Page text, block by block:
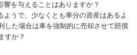
響を与えることはありますか？
ようで、少なくとも車分の資産はあるよ
した場合は車を強制的に売却させて賠償
すか？